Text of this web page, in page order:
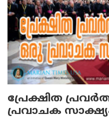
പ്രേക്ഷിത
പ്രവാചക